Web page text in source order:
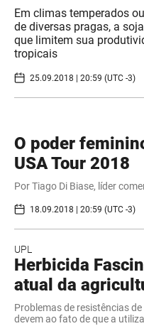
Em climas temperados
de diversas pragas, a
que limitem sua
tropicais
25.09.2018 | 20:59 (UTC -3)
O poder
USA Tour 2018
Por Tiago Di Biase, líder
18.09.2018 | 20:59 (UTC -3)
UPL
Herbicida
atual da
Problemas de resistências
devem ao fato de que a